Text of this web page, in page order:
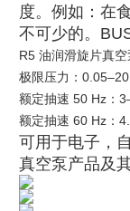
度。例如：在
不可少的。
R5 油润滑旋片真
极限压力：
额定抽速 50 Hz：
额定抽速 60 Hz：
可用于电子，
真空泵产品及